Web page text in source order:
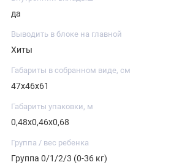
да
Выводить в блоке на главной
Хиты
Габариты в собранном виде, см
47x46x61
Габариты упаковки, м
0,48x0,46x0,68
Группа / вес ребенка
Группа 0/1/2/3 (0-36 кг)